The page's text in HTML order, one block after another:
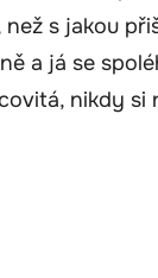
s jakou
a já se
nikdy si